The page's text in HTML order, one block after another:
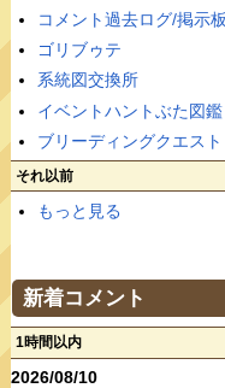
コメント過去ログ/掲示
ゴリブゥテ
系統図交換所
イベントハントぶた図鑑
ブリーディングクエスト
それ以前
もっと見る
新着コメント
1時間以内
2026/08/10